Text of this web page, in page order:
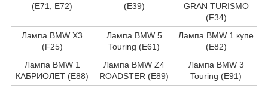
(E71, E72)
(E39)
GRAN TURISMO
(F34)
Лампа BMW X3
(F25)
Лампа BMW 5
Touring (E61)
Лампа BMW 1 купе
(E82)
Лампа BMW 1
КАБРИОЛЕТ (E88)
Лампа BMW Z4
ROADSTER (E89)
Лампа BMW 3
Touring (E91)